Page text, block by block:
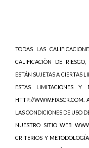
TODAS LAS
CALIFICACIÒN DE
ESTÁN SUJETAS A CIERTAS
ESTAS LIMITACIONES Y
HTTP://WWW.FIXSCR.COM.
LAS CONDICIONES DE USO
NUESTRO SITIO WEB
CRITERIOS Y